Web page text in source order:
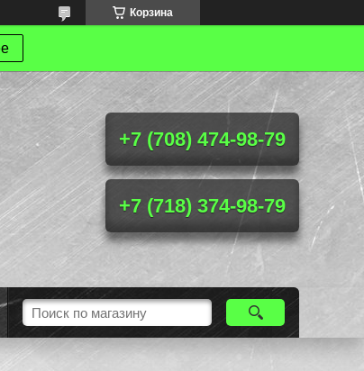
Корзина
+7 (708) 474-98-79
+7 (718) 374-98-79